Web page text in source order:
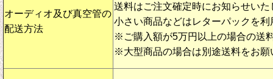
オーディオ及び真空管の
配送方法
送料はご注文確定時にお知らせいた
小さい商品などはレターパックを利
※ご購入額が5万円以上の場合の送
※大型商品の場合は別途送料をお願